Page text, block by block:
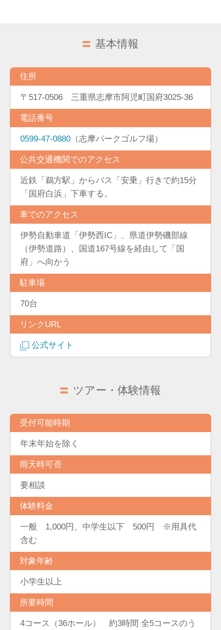
基本情報
住所
〒517-0506 三重県志摩市阿児町国府3025-36
電話番号
0599-47-0880 （志摩パークゴルフ場）
公共交通機関でのアクセス
近鉄「鵜方駅」からバス「安乗」行きで約15分
「国府白浜」下車する。
車でのアクセス
伊勢自動車道「伊勢西IC」、県道伊勢磯部線
（伊勢道路）、国道167号線を経由して「国
府」へ向かう
駐車場
70台
リンクURL
公式サイト
ツアー・体験情報
受付可能時期
年末年始を除く
雨天時可否
要相談
体験料金
一般 1,000円、中学生以下 500円 ※用具代
含む
対象年齢
小学生以上
所要時間
4コース（36ホール） 約3時間 全5コースのう